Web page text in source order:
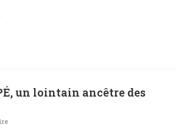
un lointain ancêtre des